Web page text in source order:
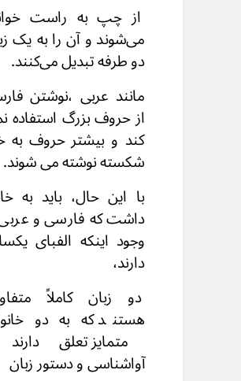
از چپ به راست
می‌شوندو آن را به یک
دو طرفه تبدیل می‌کنند.
مانند عربی ،نوشتن
از حروف بزرگ استفاده
کند و بیشتر حروف
شکسته نوشته می شوند.
با این حال، باید به
داشت که فارسی و
وجود اینکه الفبای
دارند،
دو زبان کاملاً
هستندکه به دو
متمایز تعلق دارند
آواشناسی و دستور زبان